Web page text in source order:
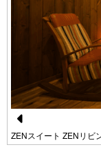
Pr
ZENスイート ZENリビ